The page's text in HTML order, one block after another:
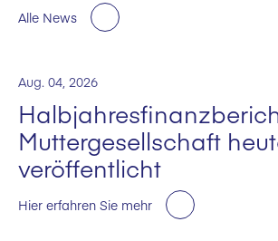
Alle News
Aug. 04, 2026
Muttergesellschaft
veröffentlicht
Hier erfahren Sie mehr